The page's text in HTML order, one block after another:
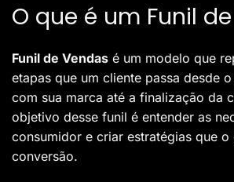
O que é um Funil
Funil de Vendas é um modelo que
etapas que um cliente passa desde
com sua marca até a finalização da
objetivo desse funil é entender as
consumidor e criar estratégias que o
conversão.